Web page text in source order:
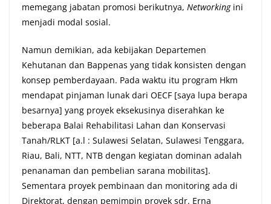
memegang jabatan promosi berikutnya, Networkingini
menjadi modal sosial.
Namun demikian, ada kebijakan Departemen
Kehutanan dan Bappenas yang tidak konsisten dengan
konsep pemberdayaan. Pada waktu itu program Hkm
mendapat pinjaman lunak dari OECF [saya lupa berapa
besarnya] yang proyek eksekusinya diserahkan ke
beberapa Balai Rehabilitasi Lahan dan Konservasi
Tanah/RLKT [a.l : Sulawesi Selatan, Sulawesi Tenggara,
Riau, Bali, NTT, NTB dengan kegiatan dominan adalah
penanaman dan pembelian sarana mobilitas].
Sementara proyek pembinaan dan monitoring ada di
Direktorat, dengan pemimpin proyek sdr. Erna